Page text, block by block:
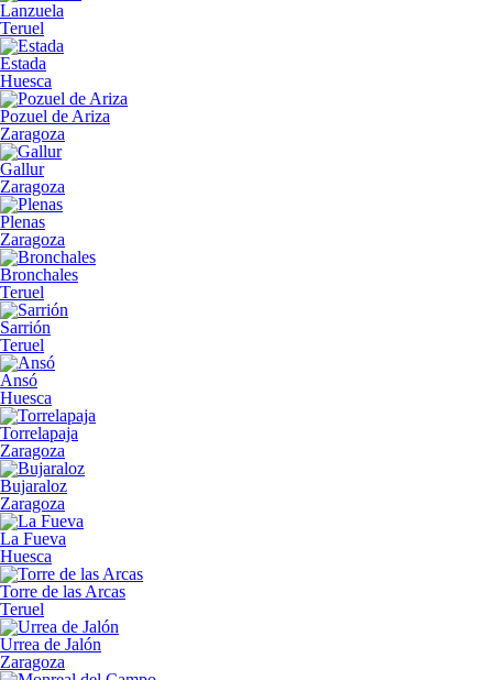
Lanzuela
Teruel
Estada
Huesca
Pozuel de Ariza
Zaragoza
Gallur
Zaragoza
Plenas
Zaragoza
Bronchales
Teruel
Sarrión
Teruel
Ansó
Huesca
Torrelapaja
Zaragoza
Bujaraloz
Zaragoza
La Fueva
Huesca
Torre de las Arcas
Teruel
Urrea de Jalón
Zaragoza